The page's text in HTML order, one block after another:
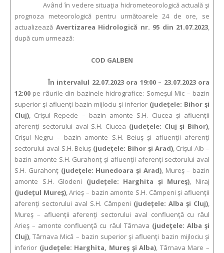
Având în vedere situaţia hidrometeorologică actuală şi
prognoza meteorologică pentru următoarele 24 de ore, se
actualizează Avertizarea Hidrologică nr. 95 din 21.07.2023,
după cum urmează:
COD GALBEN
În intervalul 22.07.2023 ora 19:00 – 23.07.2023 ora
12:00 pe râurile din bazinele hidrografice: Someşul Mic – bazin
superior şi afluenţi bazin mijlociu şi inferior (judeţele: Bihor şi
Cluj), Crişul Repede – bazin amonte S.H. Ciucea şi afluenţii
aferenţi sectorului aval S.H. Ciucea (judeţele: Cluj şi Bihor),
Crişul Negru – bazin amonte S.H. Beiuş şi afluenţii aferenţi
sectorului aval S.H. Beiuş (judeţele: Bihor şi Arad), Crişul Alb –
bazin amonte S.H. Gurahonţ şi afluenţii aferenţi sectorului aval
S.H. Gurahonţ (judeţele: Hunedoara şi Arad), Mureş – bazin
amonte S.H. Glodeni (judeţele: Harghita şi Mureş), Niraj
(judeţul Mureş), Arieş – bazin amonte S.H. Câmpeni şi afluenţii
aferenţi sectorului aval S.H. Câmpeni (judeţele: Alba şi Cluj),
Mureş – afluenţii aferenţi sectorului aval confluenţă cu râul
Arieş – amonte confluenţă cu râul Târnava (judeţele: Alba şi
Cluj), Târnava Mică – bazin superior şi afluenţi bazin mijlociu şi
inferior (judeţele: Harghita, Mureş şi Alba), Târnava Mare –